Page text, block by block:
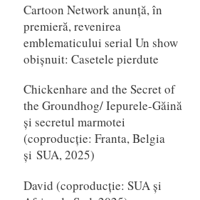
Cartoon Network anunță, în
premieră, revenirea
emblematicului serial Un show
obișnuit: Casetele pierdute
Chickenhare and the Secret of
the Groundhog/ Iepurele-Găină
și secretul marmotei
(coproducție: Franta, Belgia
și SUA, 2025)
David (coproducție: SUA și